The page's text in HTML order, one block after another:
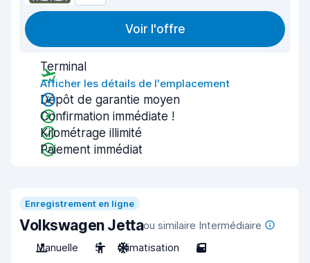
Voir l'offre
Terminal
Afficher les détails de l'emplacement
Dépôt de garantie moyen
Confirmation immédiate !
Kilométrage illimité
Paiement immédiat
Enregistrement en ligne
Volkswagen Jettaou similaire Intermédiaire
Manuelle
5 Climatisation 5